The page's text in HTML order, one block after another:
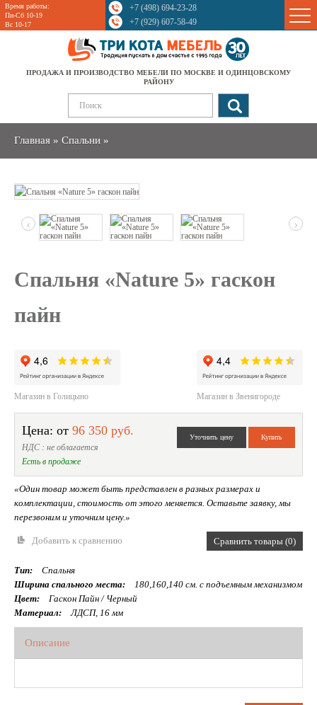
Время работы:
Пн-Сб 10-19
Вс 10-17
+7 (498) 694-23-28
+7 (929) 607-58-49
ПРОДАЖА И ПРОИЗВОДСТВО МЕБЕЛИ ПО МОСКВЕ И ОДИНЦОВСКОМУ
РАЙОНУ
Главная » Спальни »
Sale
‹ ›
Спальня «Nature 5» гаскон
пайн
Магазин в Голицыно Магазин в Звенигороде
Цена: от 96 350 руб.
НДС : не облагается
Есть в продаже
«Один товар может быть представлен в разных размерах и
комплектации, стоимость от этого меняется. Оставьте заявку, мы
перезвоним и уточним цену.»
Добавить к сравнению Сравнить товары (0)
Тип:
Спальня
Ширина спального места:
180,160,140 см. с подъемным механизмом
Цвет:
Гаскон Пайн / Черный
Материал:
ЛДСП, 16 мм
Описание